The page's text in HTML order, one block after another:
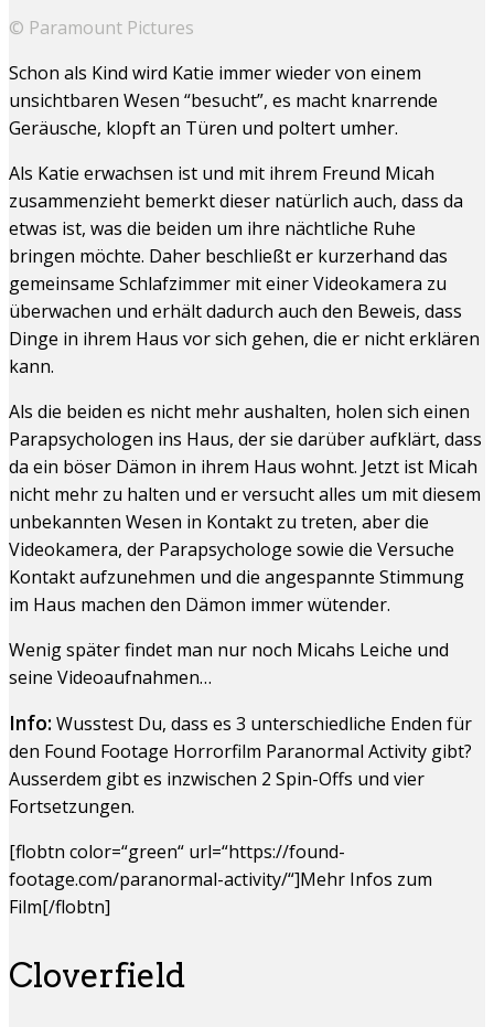
© Paramount Pictures
Schon als Kind wird Katie immer wieder von einem
unsichtbaren Wesen “besucht”, es macht knarrende
Geräusche, klopft an Türen und poltert umher.
Als Katie erwachsen ist und mit ihrem Freund Micah
zusammenzieht bemerkt dieser natürlich auch, dass da
etwas ist, was die beiden um ihre nächtliche Ruhe
bringen möchte. Daher beschließt er kurzerhand das
gemeinsame Schlafzimmer mit einer Videokamera zu
überwachen und erhält dadurch auch den Beweis, dass
Dinge in ihrem Haus vor sich gehen, die er nicht erklären
kann.
Als die beiden es nicht mehr aushalten, holen sich einen
Parapsychologen ins Haus, der sie darüber aufklärt, dass
da ein böser Dämon in ihrem Haus wohnt. Jetzt ist Micah
nicht mehr zu halten und er versucht alles um mit diesem
unbekannten Wesen in Kontakt zu treten, aber die
Videokamera, der Parapsychologe sowie die Versuche
Kontakt aufzunehmen und die angespannte Stimmung
im Haus machen den Dämon immer wütender.
Wenig später findet man nur noch Micahs Leiche und
seine Videoaufnahmen…
Info: Wusstest Du, dass es 3 unterschiedliche Enden für
den Found Footage Horrorfilm Paranormal Activity gibt?
Ausserdem gibt es inzwischen 2 Spin-Offs und vier
Fortsetzungen.
[flobtn color=“green“ url=“https://found-
footage.com/paranormal-activity/“]Mehr Infos zum
Film[/flobtn]
Cloverfield